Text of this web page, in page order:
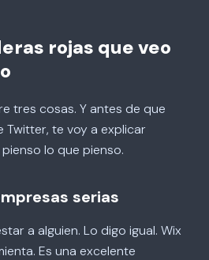
rojas que veo
tres cosas. Y antes de que
Twitter, te voy a explicar
lo que pienso.
serias
a alguien. Lo digo igual. Wix
Es una excelente